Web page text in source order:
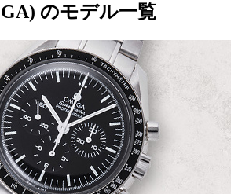
のモデル一覧